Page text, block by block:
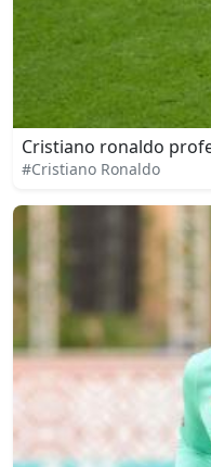
Cristiano ronaldo
#Cristiano Ronaldo